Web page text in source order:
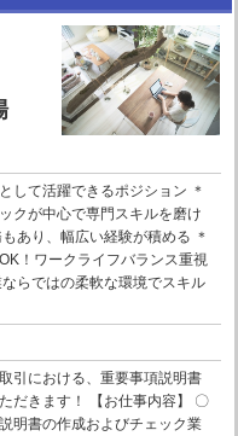
して活躍できるポジション ＊
クが中心で専門スキルを磨け
あり、幅広い経験が積める ＊
！ワークライフバランス重視
らではの柔軟な環境でスキル
引における、重要事項説明書
だきます！ 【お仕事内容】 〇
明書の作成およびチェック業